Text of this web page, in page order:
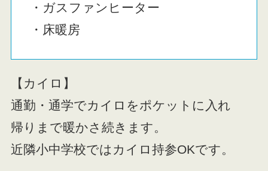
・ガスファンヒーター
・床暖房
【カイロ】
通勤・通学でカイロをポケットに入れ
帰りまで暖かさ続きます。
近隣小中学校ではカイロ持参OKです。